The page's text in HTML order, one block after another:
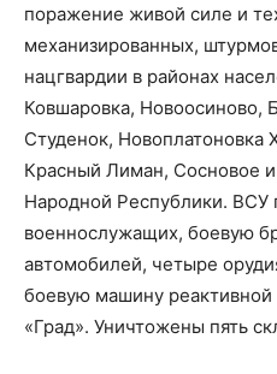
поражение живой силе и
механизированных,
нацгвардии в районах
Ковшаровка, Новоосиново,
Студенок, Новоплатоновка
Красный Лиман, Сосновое
Народной Республики. ВСУ
военнослужащих, боевую
автомобилей, четыре
боевую машину реактивной
«Град». Уничтожены пять